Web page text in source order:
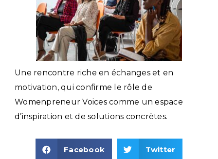
Une rencontre riche en échanges et en
motivation, qui confirme le rôle de
Womenpreneur Voices comme un espace
d’inspiration et de solutions concrètes.
Facebook Twitter